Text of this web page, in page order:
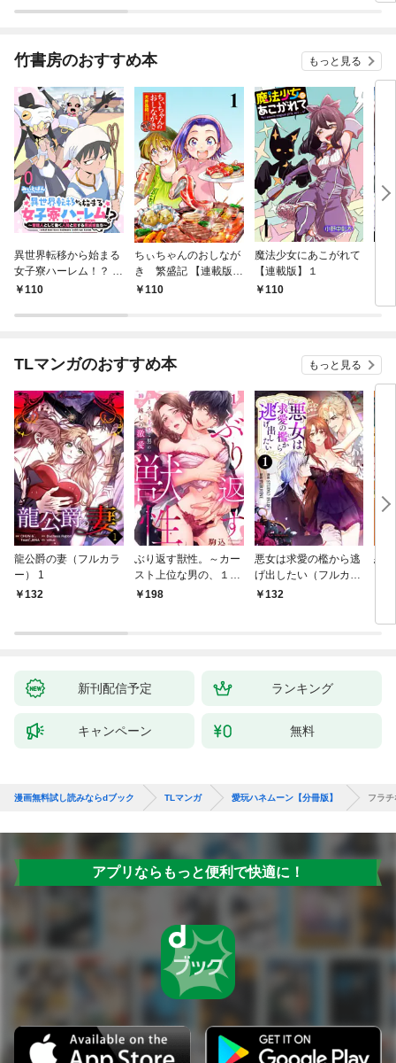
竹書房のおすすめ本 もっと見る
異世界転移から始まる
女子寮ハーレム！？ ～
管理人として働く人間
【連載版】０
110
ちぃちゃんのおしなが
き 繁盛記 【連載版】
１110
魔法少女にあこがれて
【連載版】１
110
TLマンガのおすすめ本 もっと見る
龍公爵の妻（フルカラ
ー） 1
132
ぶり返す獣性。～カー
スト上位な男の、１０
年越しの激愛１
198
悪女は求愛の檻から逃
げ出したい（フルカラ
ー） 1
132
恋
新刊配信予定 ランキング
キャンペーン 無料
漫画無料試し読みならdブック TLマンガ 愛玩ハネムーン【分冊版】 フラ
アプリならもっと便利で快適に！